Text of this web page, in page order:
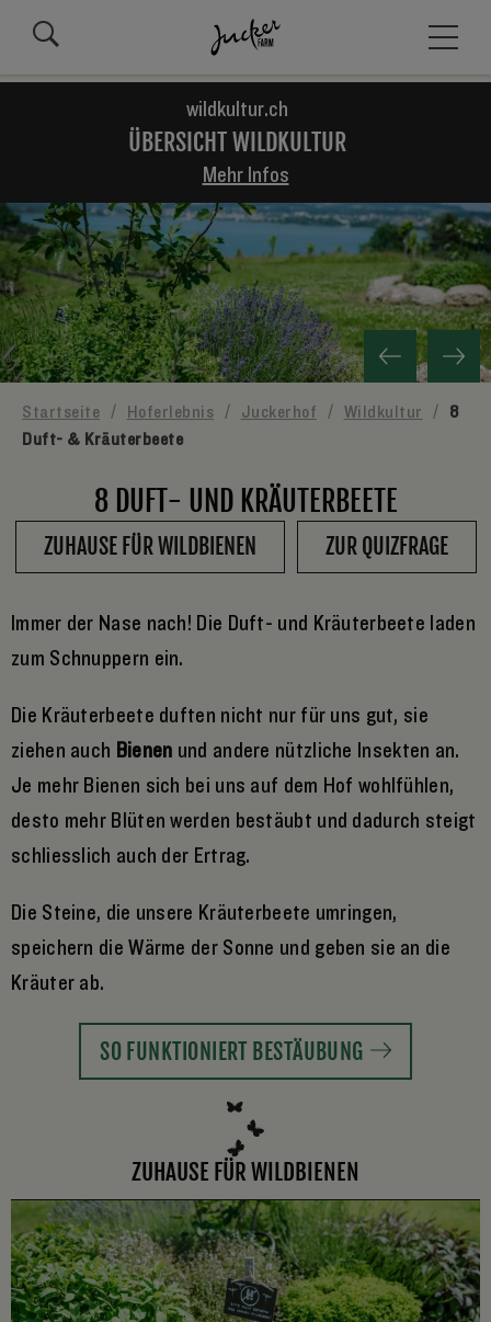
wildkultur.ch
ÜBERSICHT WILDKULTUR
Mehr Infos
Startseite / Hoferlebnis / Juckerhof / Wildkultur /
8
Duft- & Kräuterbeete
8 DUFT- UND KRÄUTERBEETE
ZUHAUSE FÜR WILDBIENEN ZUR QUIZFRAGE
Immer der Nase nach! Die Duft- und Kräuterbeete laden
zum Schnuppern ein.
Die Kräuterbeete duften nicht nur für uns gut, sie
ziehen auch Bienen und andere nützliche Insekten an.
Je mehr Bienen sich bei uns auf dem Hof wohlfühlen,
desto mehr Blüten werden bestäubt und dadurch steigt
schliesslich auch der Ertrag.
Die Steine, die unsere Kräuterbeete umringen,
speichern die Wärme der Sonne und geben sie an die
Kräuter ab.
SO FUNKTIONIERT BESTÄUBUNG
ZUHAUSE FÜR WILDBIENEN